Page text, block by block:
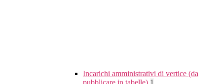
Incarichi amministrativi di vertice (da